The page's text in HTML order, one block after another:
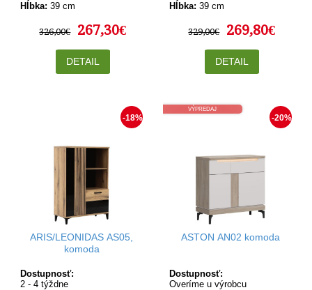
Hĺbka: 39 cm
326,00€ 267,30€
DETAIL
Hĺbka: 39 cm
329,00€ 269,80€
DETAIL
-18%
ARIS/LEONIDAS AS05,
komoda
Dostupnosť:
2 - 4 týždne
VÝPREDAJ
-20%
ASTON AN02 komoda
Dostupnosť:
Overíme u výrobcu